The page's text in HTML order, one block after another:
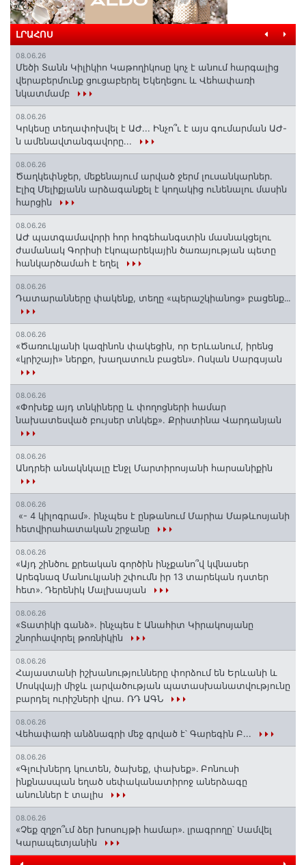
ԼՐԱՀՈՍ
08.06.26
Մեծի Տանն Կիլիկիո Կաթողիկոսը կոչ է անում հարգալից
վերաբերմունք ցուցաբերել Եկեղեցու և Վեհափառի
նկատմամբ
08.06.26
Կրկեսը տեղափոխվել է ԱԺ... Ինչո՞ւ է այս գումարման ԱԺ-
ն ամենավտանգավորը...
08.06.26
Ծաղկեփնջեր, մեքենայում արված ջերմ լուսանկարներ.
Էլիզ Մելիքյանն արձագանքել է կողակից ունենալու մասին
հարցին
08.06.26
ԱԺ պատգամավորի հոր հոգեհանգստին մասնակցելու
ժամանակ Գորիսի էկոպարեկային ծառայության պետը
հանկարծամահ է եղել
08.06.26
Դատարանները փակենք, տեղը «պերաշկիանոց» բացենք․․․
08.06.26
«Ծառուկյանի կազինոն փակեցին, որ Երևանում, իրենց
«կրիշայի» ներքո, խաղատուն բացեն»․ Ոսկան Սարգսյան
08.06.26
«Փոխեք այդ տնկիները և փողոցների համար
նախատեսված բույսեր տնկեք». Քրիստինա Վարդանյան
08.06.26
Անդրեի անակնկալը Էնջլ Մարտիրոսյանի հարսանիքին
08.06.26
«- 4 կիլոգրամ». ինչպես է ընթանում Մարիա Մաթևոսյանի
հետվիրահատական շրջանը
08.06.26
«Այդ շինծու քրեական գործին ինչքանո՞վ կվնասեր
Արեգնազ Մանուկյանի շփումն իր 13 տարեկան դստեր
հետ»․ Դերենիկ Մալխասյան
08.06.26
«Տատիկի գանձ». ինչպես է Անահիտ Կիրակոսյանը
շնորհավորել թոռնիկին
08.06.26
Հայաստանի իշխանությունները փորձում են Երևանի և
Մոսկվայի միջև լարվածության պատասխանատվությունը
բարդել ուրիշների վրա. ՌԴ ԱԳՆ
08.06.26
Վեհափառի անձնագրի մեջ գրված է՝ Գարեգին Բ...
08.06.26
«Գլուխներդ կուտեն, ծախեք, փախեք»․ Բոնուսի
ինքնասպան եղած սեփականատիրոջ աներձագը
անուններ է տալիս
08.06.26
«Չեք զղջո՞ւմ ձեր խոսույթի համար»․ լրագրողը՝ Սամվել
Կարապետյանին